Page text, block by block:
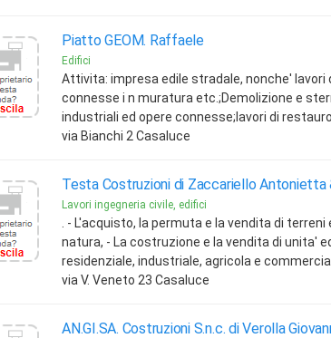
Piatto GEOM. Raffaele
Edifici
Attivita: impresa edile stradale, nonche' lavori
connesse i n muratura etc.;Demolizione e
industriali ed opere connesse;lavori di
via Bianchi 2 Casaluce
Testa Costruzioni di Zaccariello Antonietta
Lavori ingegneria civile, edifici
. - L'acquisto, la permuta e la vendita di terreni
natura, - La costruzione e la vendita di unita'
residenziale, industriale, agricola e
via V. Veneto 23 Casaluce
AN.GI.SA. Costruzioni S.n.c. di Verolla